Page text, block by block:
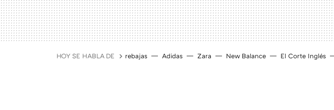
HOY SE HABLA DE rebajas Adidas Zara New Balance El Corte Inglés